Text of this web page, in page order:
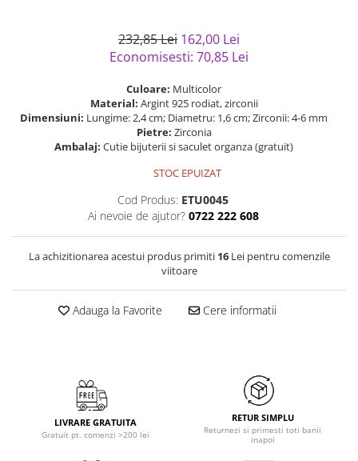
232,85 Lei 162,00 Lei
Economisesti: 70,85 Lei
Culoare: Multicolor
Material: Argint 925 rodiat, zirconii
Dimensiuni: Lungime: 2,4 cm; Diametru: 1,6 cm; Zirconii: 4-6 mm
Pietre: Zirconia
Ambalaj: Cutie bijuterii si saculet organza (gratuit)
STOC EPUIZAT
Cod Produs: ETU0045
Ai nevoie de ajutor? 0722 222 608
La achizitionarea acestui produs primiti 16Lei pentru comenzile
viitoare
Adauga la Favorite Cere informatii
LIVRARE GRATUITA
Gratuit pt. comenzi >200 lei
RETUR SIMPLU
Returnezi si primesti toti banii
inapoi